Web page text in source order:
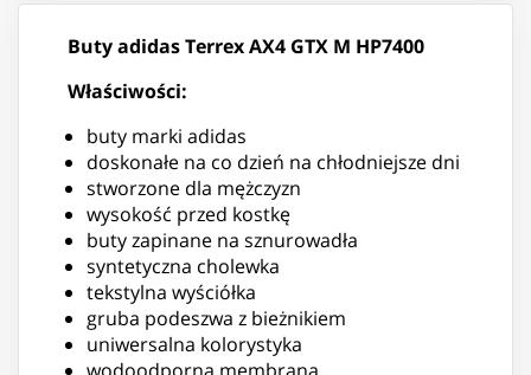
Buty adidas Terrex AX4 GTX M HP7400
Właściwości:
buty marki adidas
doskonałe na co dzień na chłodniejsze dni
stworzone dla mężczyzn
wysokość przed kostkę
buty zapinane na sznurowadła
syntetyczna cholewka
tekstylna wyściółka
gruba podeszwa z bieżnikiem
uniwersalna kolorystyka